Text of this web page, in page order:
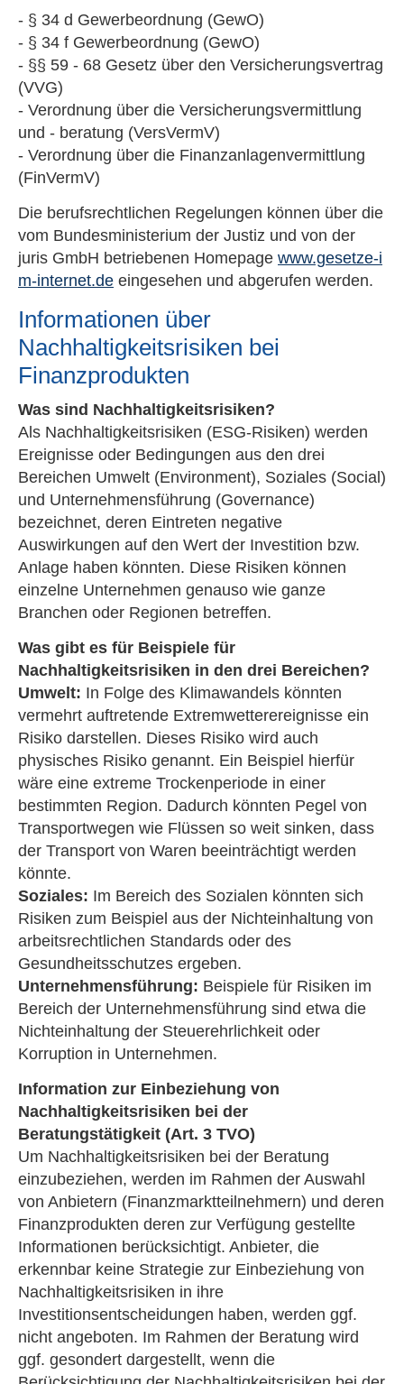
- § 34 d Gewerbeordnung (GewO)
- § 34 f Gewerbeordnung (GewO)
- §§ 59 - 68 Gesetz über den Versicherungsvertrag
(VVG)
- Verordnung über die Versicherungsvermittlung
und - beratung (VersVermV)
- Verordnung über die Finanzanlagenvermittlung
(FinVermV)
Die berufsrechtlichen Regelungen können über die
vom Bundesministerium der Justiz und von der
juris GmbH betriebenen Homepage www.gesetze-i
m-internet.de eingesehen und abgerufen werden.
Informationen über
Nachhaltigkeitsrisiken bei
Finanzprodukten
Was sind Nachhaltigkeitsrisiken?
Als Nachhaltigkeitsrisiken (ESG-Risiken) werden
Ereignisse oder Bedingungen aus den drei
Bereichen Umwelt (Environment), Soziales (Social)
und Unternehmensführung (Governance)
bezeichnet, deren Eintreten negative
Auswirkungen auf den Wert der Investition bzw.
Anlage haben könnten. Diese Risiken können
einzelne Unternehmen genauso wie ganze
Branchen oder Regionen betreffen.
Was gibt es für Beispiele für
Nachhaltigkeitsrisiken in den drei Bereichen?
Umwelt: In Folge des Klimawandels könnten
vermehrt auftretende Extremwetterereignisse ein
Risiko darstellen. Dieses Risiko wird auch
physisches Risiko genannt. Ein Beispiel hierfür
wäre eine extreme Trockenperiode in einer
bestimmten Region. Dadurch könnten Pegel von
Transportwegen wie Flüssen so weit sinken, dass
der Transport von Waren beeinträchtigt werden
könnte.
Soziales: Im Bereich des Sozialen könnten sich
Risiken zum Beispiel aus der Nichteinhaltung von
arbeitsrechtlichen Standards oder des
Gesundheitsschutzes ergeben.
Unternehmensführung: Beispiele für Risiken im
Bereich der Unternehmensführung sind etwa die
Nichteinhaltung der Steuerehrlichkeit oder
Korruption in Unternehmen.
Information zur Einbeziehung von
Nachhaltigkeitsrisiken bei der
Beratungstätigkeit (Art. 3 TVO)
Um Nachhaltigkeitsrisiken bei der Beratung
einzubeziehen, werden im Rahmen der Auswahl
von Anbietern (Finanzmarktteilnehmern) und deren
Finanzprodukten deren zur Verfügung gestellte
Informationen berücksichtigt. Anbieter, die
erkennbar keine Strategie zur Einbeziehung von
Nachhaltigkeitsrisiken in ihre
Investitionsentscheidungen haben, werden ggf.
nicht angeboten. Im Rahmen der Beratung wird
ggf. gesondert dargestellt, wenn die